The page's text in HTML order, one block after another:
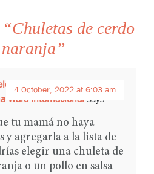
de cerdo
a mamá en tiempos de
Ware Internacionalsays:
4 October, 2022 at 6:03 am
tu mamá no haya
y agregarla a la lista de
elegir una chuleta de
o un pollo en salsa